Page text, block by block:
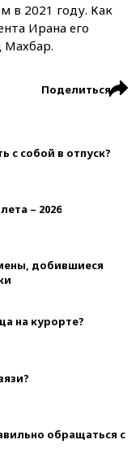
в 2021 году. Как
Ирана его
Махбар.
Поделиться
с собой в отпуск?
– 2026
добившиеся
на курорте?
обращаться с